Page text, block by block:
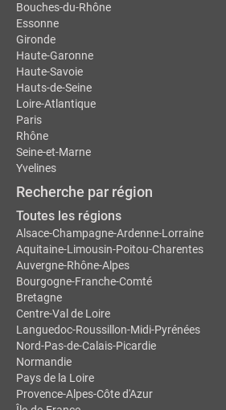
Bouches-du-Rhône
Essonne
Gironde
Haute-Garonne
Haute-Savoie
Hauts-de-Seine
Loire-Atlantique
Paris
Rhône
Seine-et-Marne
Yvelines
Recherche par région
Toutes les régions
Alsace-Champagne-Ardenne-Lorraine
Aquitaine-Limousin-Poitou-Charentes
Auvergne-Rhône-Alpes
Bourgogne-Franche-Comté
Bretagne
Centre-Val de Loire
Languedoc-Roussillon-Midi-Pyrénées
Nord-Pas-de-Calais-Picardie
Normandie
Pays de la Loire
Provence-Alpes-Côte d'Azur